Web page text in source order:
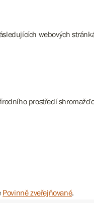
webových
prostředí
Povinně zveřejňované.